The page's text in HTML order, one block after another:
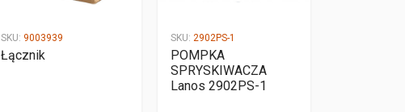
SKU: 9003939
Łącznik
SKU: 2902PS-1
POMPKA
SPRYSKIWACZA
Lanos 2902PS-1